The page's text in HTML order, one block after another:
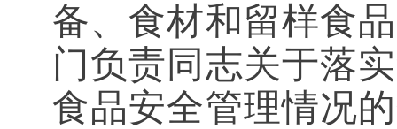
备、食材和留样食
门负责同志关于落
食品安全管理情况